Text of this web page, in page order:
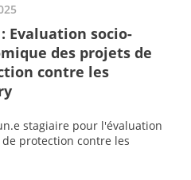
Evaluation socio-
des projets de
contre les
stagiaire pour l'évaluation
protection contre les